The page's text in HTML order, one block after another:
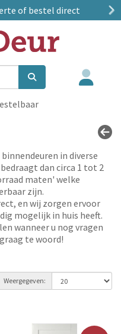
of bestel direct
in diverse
dan circa 1 tot 2
maten' welke
zijn.
en wij zorgen ervoor
mogelijk in huis heeft.
wanneer u nog vragen
te woord!
Weergegeven: